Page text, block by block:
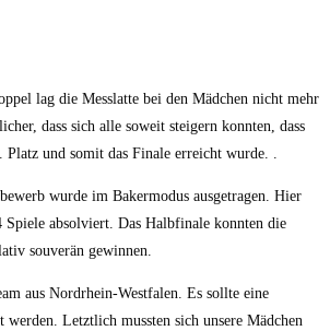
lag die Messlatte bei den Mädchen nicht mehr
dass sich alle soweit steigern konnten, dass
Platz und somit das Finale erreicht wurde. .
wurde im Bakermodus ausgetragen. Hier
Spiele absolviert. Das Halbfinale konnten die
souverän gewinnen.
aus Nordrhein-Westfalen. Es sollte eine
werden. Letztlich mussten sich unsere Mädchen